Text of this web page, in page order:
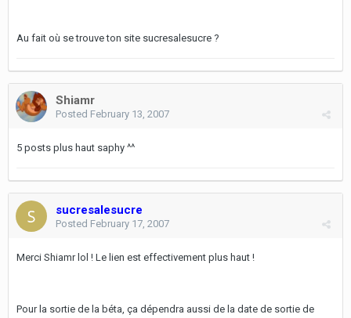
Au fait où se trouve ton site sucresalesucre ?
Shiamr
Posted February 13, 2007
5 posts plus haut saphy ^^
sucresalesucre
Posted February 17, 2007
Merci Shiamr lol ! Le lien est effectivement plus haut !
Pour la sortie de la béta, ça dépendra aussi de la date de sortie de